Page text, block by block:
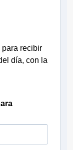
para recibir
día, con la